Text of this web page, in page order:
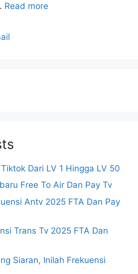
Read more
Dari LV 1 Hingga LV 50
Free To Air Dan Pay Tv
Antv 2025 FTA Dan Pay
Trans Tv 2025 FTA Dan
Siaran, Inilah Frekuensi